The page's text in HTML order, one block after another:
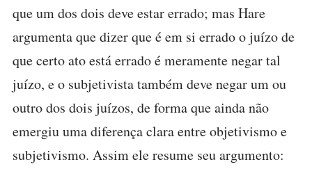
que um dos dois deve estar errado; mas Hare
argumenta que dizer que é em si errado o juízo de
que certo ato está errado é meramente negar tal
juízo, e o subjetivista também deve negar um ou
outro dos dois juízos, de forma que ainda não
emergiu uma diferença clara entre objetivismo e
subjetivismo. Assim ele resume seu argumento: